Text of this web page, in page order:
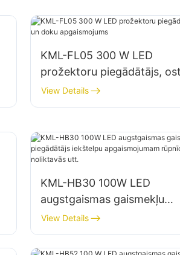
KML-FL05 300 W LED
prožektoru piegādātājs,
doku apgaismojums
View Details
KML-HB30 100W LED
augstgaismas gaismekļu
piegādātājs iekštelpu
apgaismojumam rūpnīcās,
noliktavās utt.
View Details